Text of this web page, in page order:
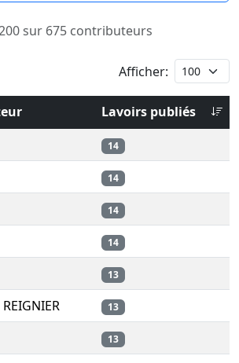
sur 675 contributeurs
Afficher:
Lavoirs publiés
14
14
14
14
13
13
13